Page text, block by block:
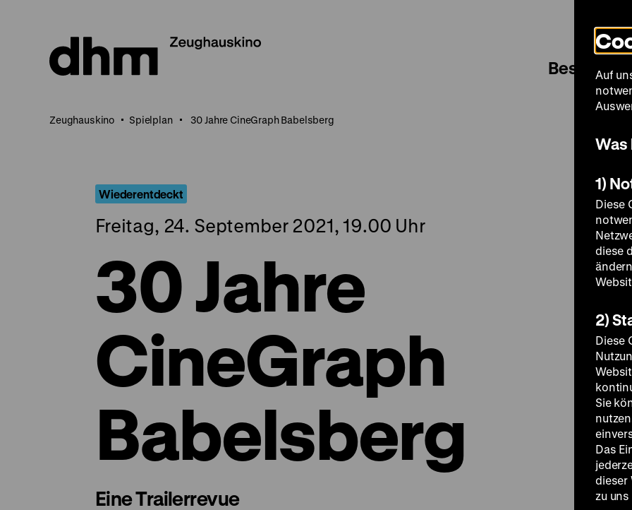
Seiteninhalt
springen
Besuch
Zeughauskino Spielplan 30 Jahre CineGraph Babelsberg
Wiederentdeckt
Freitag, 24. September 2021, 19.00 Uhr
30 Jahre
CineGraph
Babelsberg
Eine Trailerrevue
Auf
Was
1)
Diese
diese
2)
Diese
Sie
Das
dieser
zu uns